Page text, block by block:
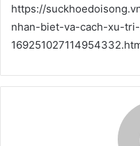
https://
nhan-biet-va-cach-xu-